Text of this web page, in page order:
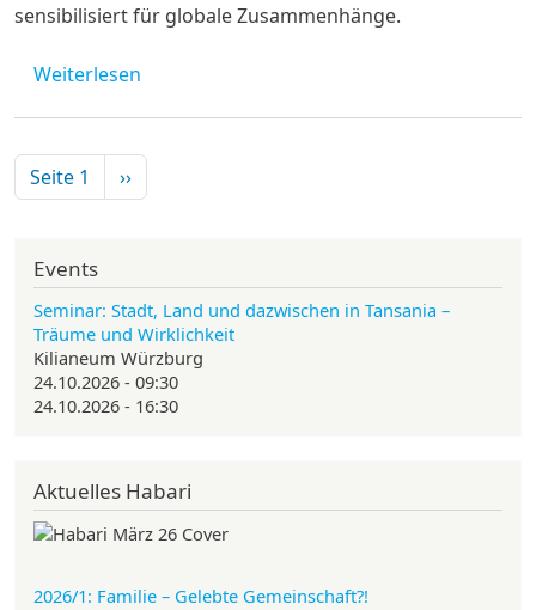
sensibilisiert für globale Zusammenhänge.
Weiterlesen
Seitennummerierung
Seite 1 Nächste Seite
››
Events
Seminar: Stadt, Land und dazwischen in Tansania –
Träume und Wirklichkeit
Kilianeum Würzburg
24.10.2026 - 09:30
24.10.2026 - 16:30
Aktuelles Habari
2026/1: Familie – Gelebte Gemeinschaft?!